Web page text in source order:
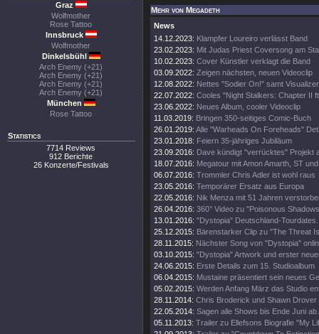
Graz
Wolfmother
Rose Tattoo
Innsbruck
Wolfmother
Dinkelsbühl
Arch Enemy (+21)
Arch Enemy (+21)
Arch Enemy (+21)
Arch Enemy (+21)
München
Rose Tattoo
Statistics
7714 Reviews
912 Berichte
26 Konzerte/Festivals
Mehr von Megadeth
News
14.12.2023: Klampfer Loureiro verlässt Band
23.02.2023: Mit Judas Priest Coversong am
10.02.2023: Cover Künstler verklagt die Band
03.09.2022: Zeigen nächsten, neuen Videoclip
12.08.2022: Nettes "Sodier On!" samt Visualizer
22.07.2022: Cooles "Night Stalkers: Chapter II
23.06.2022: Neues Album, cooler Videoclip
11.03.2019: Bringen 350-seitiges Comic-Buch
26.01.2019: Alle "Warheads On Foreheads"
23.01.2018: Feiern 35-jähriges Jubiläum
23.09.2016: Dave kündigt "verrücktes" Projekt
18.07.2016: Megatour mit Amon Amarth, ST
06.07.2016: Trommler Chris Adler ist wohl raus
23.05.2016: Temporärer Ersatz aus Europa
22.05.2016: Nik Menza mit 51 Jahren
26.04.2016: 360° Video zu "Poisonous
13.01.2016: "Dystopia" Deutschland-Tourdates.
25.12.2015: Bärenstarker Clip zu "The Threat
28.11.2015: Nächster Song von "Dystopia"
03.10.2015: "Dystopia" Artwork und erster
24.06.2015: Erste Details zum 15. Studioalbum
06.04.2015: Mustaine präsentiert sein neues
05.02.2015: Werden Anfang März das Studio
28.11.2014: Chris Broderick und Shawn
22.05.2014: Sagen alle Shows bis Ende Juni ab.
05.11.2013: Trailer zu Ellefsons Biografie "My